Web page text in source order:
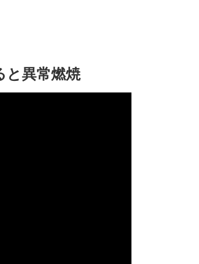
と異常燃焼